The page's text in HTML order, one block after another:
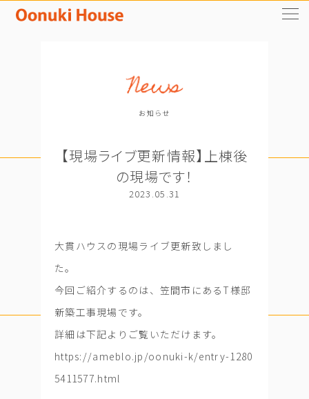
お知らせ
【現場ライブ更新情報】上棟後
の現場です！
2023.05.31
大貫ハウスの現場ライブ更新致しまし
た。
今回ご紹介するのは、笠間市にあるT様邸
新築工事現場です。
詳細は下記よりご覧いただけます。
https://ameblo.jp/oonuki-k/entry-1280
5411577.html